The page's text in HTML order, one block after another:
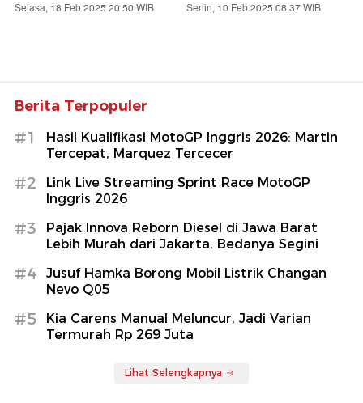
Selasa, 18 Feb 2025 20:50 WIB Senin, 10 Feb 2025 08:37 WIB
Berita Terpopuler
#1
Hasil Kualifikasi MotoGP Inggris 2026: Martin
Tercepat, Marquez Tercecer
#2
Link Live Streaming Sprint Race MotoGP
Inggris 2026
#3
Pajak Innova Reborn Diesel di Jawa Barat
Lebih Murah dari Jakarta, Bedanya Segini
#4
Jusuf Hamka Borong Mobil Listrik Changan
Nevo Q05
#5
Kia Carens Manual Meluncur, Jadi Varian
Termurah Rp 269 Juta
Lihat Selengkapnya